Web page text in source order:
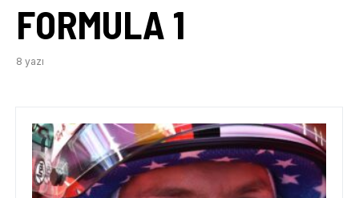
FORMULA 1
8 yazı